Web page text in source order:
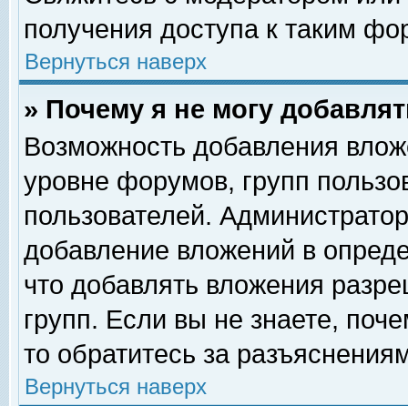
получения доступа к таким
Вернуться наверх
» Почему я не могу
Возможность добавления
уровне форумов, групп
пользователей.
добавление вложений в
что добавлять вложения
групп. Если вы не знаете,
то обратитесь за
Вернуться наверх